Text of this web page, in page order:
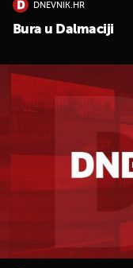
DNEVNIK.HR
Bura u Dalmaciji